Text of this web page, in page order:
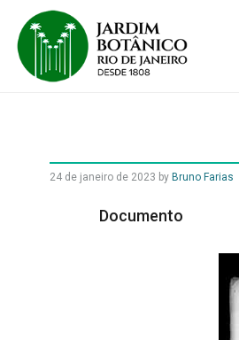
24 de janeiro de 2023 by Bruno Farias
Documento